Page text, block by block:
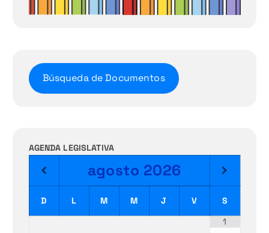
Búsqueda de Documentos
AGENDA LEGISLATIVA
agosto 2026
D L M M J V
S
1